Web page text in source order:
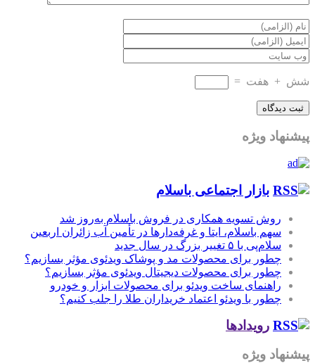
شش + هفت =
پیشنهاد ویژه
بازار اجتماعی باسلام
روش تسویه همکاری در فروش باسلام به‌روز شد
سهم باسلام، ایتا و غرفه‌دارها در تأمین آب زائران اربعین
سلام‌پی با ۵ تغییر بزرگ در سال جدید
چطور برای محصولات مد و پوشاک ویدئوی مؤثر بسازیم؟
چطور برای محصولات دیجیتال ویدئوی مؤثر بسازیم؟
راهنمای ساخت ویدئو برای محصولات ابزار و خودرو
چطور با ویدئو اعتماد خریداران طلا را جلب کنیم؟
رویدادها
پیشنهاد ویژه